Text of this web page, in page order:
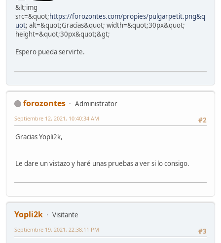
&lt;img
src=&quot;https://forozontes.com/propies/pulgarpetit.png&q
uot; alt=&quot;Gracias&quot; width=&quot;30px&quot;
height=&quot;30px&quot;&gt;
Espero pueda servirte.
forozontes
Administrator
#2
Septiembre 12, 2021, 10:40:34 AM
Gracias Yopli2k,
Le dare un vistazo y haré unas pruebas a ver si lo consigo.
Yopli2k
Visitante
#3
Septiembre 19, 2021, 22:38:11 PM